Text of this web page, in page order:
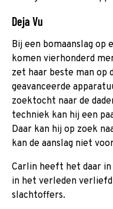
Deja Vu
Bij een bomaanslag op
komen vierhonderd
zet haar beste man op
geavanceerde
zoektocht naar de
techniek kan hij een
Daar kan hij op zoek
kan de aanslag niet
Carlin heeft het daar in
in het verleden
slachtoffers.